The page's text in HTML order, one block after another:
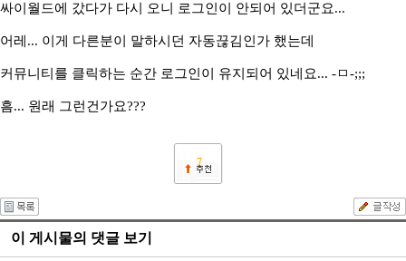
싸이월드에 갔다가 다시 오니 로그인이 안되어 있더군요...
어레... 이게 다른분이 말하시던 자동끊김인가 했는데
커뮤니티를 클릭하는 순간 로그인이 유지되어 있네요... -ㅁ-;;;
흠... 원래 그런건가요???
7
이 게시물의 댓글 보기